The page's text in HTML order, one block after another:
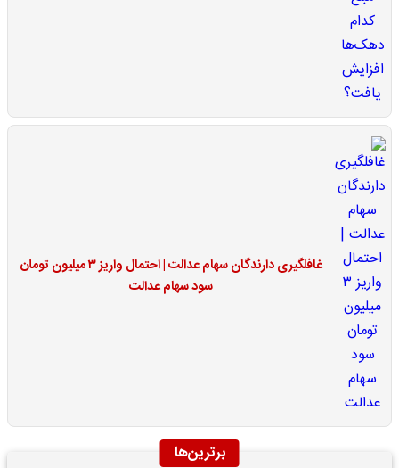
غافلگیری دارندگان سهام عدالت | احتمال واریز ۳ میلیون تومان
سود سهام عدالت
برترین‌ها